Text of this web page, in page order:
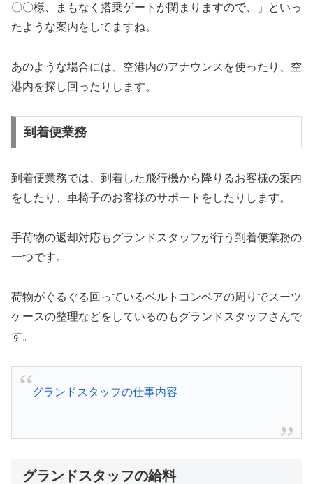
〇〇様、まもなく搭乗ゲートが閉まりますので、」といっ
たような案内をしてますね。
あのような場合には、空港内のアナウンスを使ったり、空
港内を探し回ったりします。
到着便業務
到着便業務では、到着した飛行機から降りるお客様の案内
をしたり、車椅子のお客様のサポートをしたりします。
手荷物の返却対応もグランドスタッフが行う到着便業務の
一つです。
荷物がぐるぐる回っているベルトコンベアの周りでスーツ
ケースの整理などをしているのもグランドスタッフさんで
す。
グランドスタッフの仕事内容
グランドスタッフの給料